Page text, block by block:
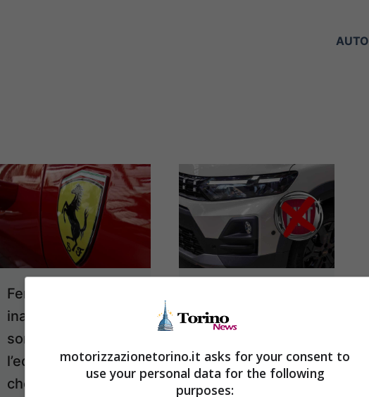
AUTO
Ferrari, crollo
inaspettato: notizia
sorprendente per
l’economia italiana,
che guaio per
dalla concorrenza:
regina in Europa, è
l’auto più
motorizzazionetorino.it asks for your consent to
use your personal data for the following
purposes: